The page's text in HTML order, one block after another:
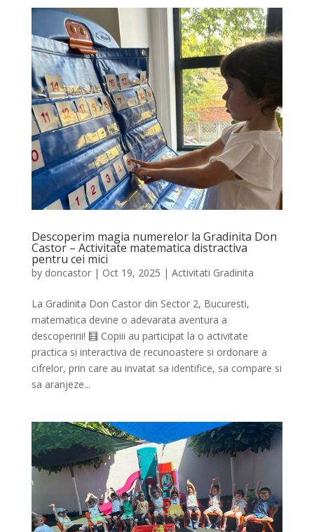
Descoperim magia numerelor la Gradinita Don
Castor – Activitate matematica distractiva
pentru cei mici
by doncastor| Oct 19, 2025 | Activitati Gradinita
La Gradinita Don Castor din Sector 2, Bucuresti,
matematica devine o adevarata aventura a
descoperirii! 🧮 Copiii au participat la o activitate
practica si interactiva de recunoastere si ordonare a
cifrelor, prin care au invatat sa identifice, sa compare si
sa aranjeze...